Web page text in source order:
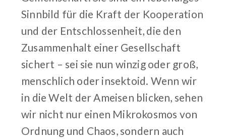
Sinnbild für die Kraft der Kooperation
und der Entschlossenheit, die den
Zusammenhalt einer Gesellschaft
sichert – sei sie nun winzig oder groß,
menschlich oder insektoid. Wenn wir
in die Welt der Ameisen blicken, sehen
wir nicht nur einen Mikrokosmos von
Ordnung und Chaos, sondern auch